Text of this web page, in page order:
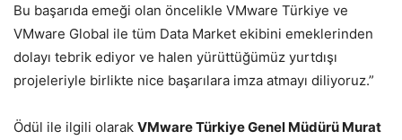
Bu başarıda emeği olan öncelikle VMware Türkiye ve
VMware Global ile tüm Data Market ekibini emeklerinden
dolayı tebrik ediyor ve halen yürüttüğümüz yurtdışı
projeleriyle birlikte nice başarılara imza atmayı diliyoruz.”
Ödül ile ilgili olarak VMware Türkiye Genel Müdürü Murat